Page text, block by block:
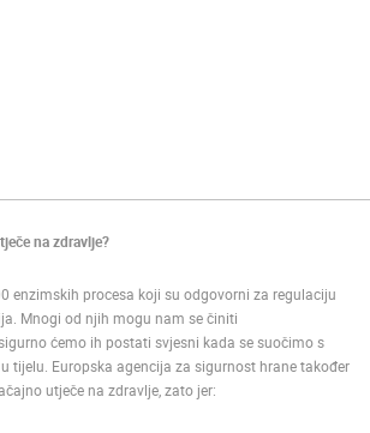
na zdravlje?
enzimskih procesa koji su odgovorni za regulaciju
Mnogi od njih mogu nam se činiti
ćemo ih postati svjesni kada se suočimo s
tijelu. Europska agencija za sigurnost hrane također
utječe na zdravlje, zato jer: